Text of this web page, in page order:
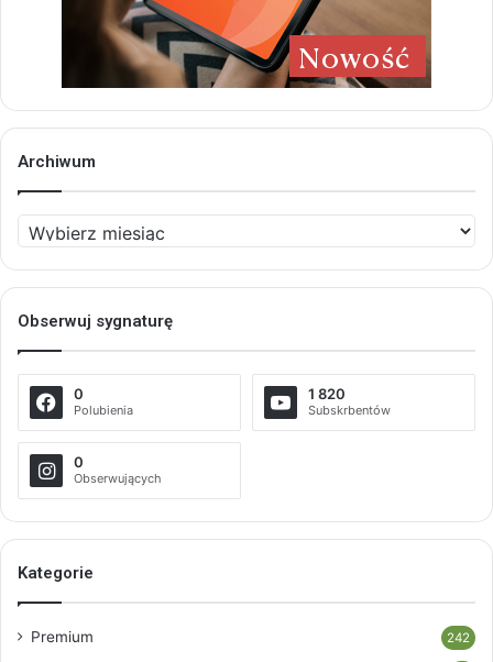
Archiwum
Archiwum
Obserwuj sygnaturę
0
Polubienia
1 820
Subskrbentów
0
Obserwujących
Kategorie
Premium 242